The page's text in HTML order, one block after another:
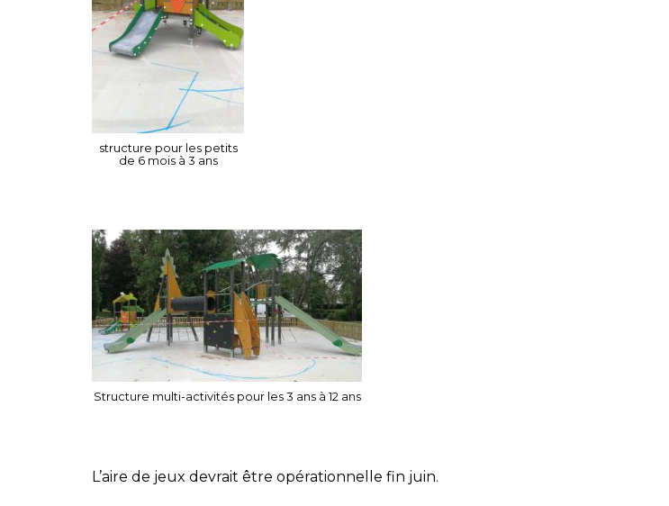
structure pour les petits
de 6 mois à 3 ans
Structure multi-activités pour les 3 ans à 12 ans
L’aire de jeux devrait être opérationnelle fin juin.